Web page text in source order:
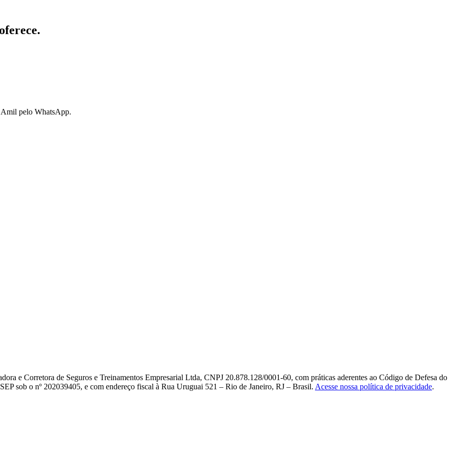
Amil pelo WhatsApp.
e Corretora de Seguros e Treinamentos Empresarial Ltda, CNPJ 20.878.128/0001-60, com práticas aderentes ao Código de Defesa do
sob o nº 202039405, e com endereço fiscal à Rua Uruguai 521 – Rio de Janeiro, RJ – Brasil. Acesse nossa política de privacidade.